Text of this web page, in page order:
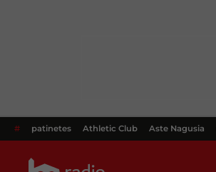
# patinetes Athletic Club Aste Nagusia